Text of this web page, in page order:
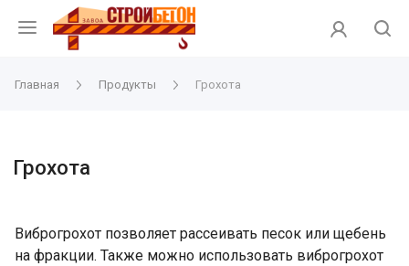
Главная Продукты Грохота
Грохота
Виброгрохот позволяет рассеивать песок или щебень
на фракции. Также можно использовать виброгрохот